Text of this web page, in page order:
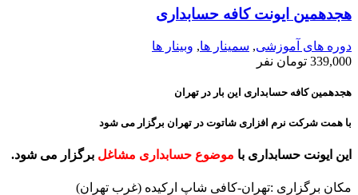
هجدهمین ایونت کافه حسابداری
دوره های آموزشی, سمینار ها, وبینار ها
339,000 تومان نفر
هجدهمین کافه حسابداری این بار در تهران
با همت شرکت نرم افزاری شاتوت در تهران برگزار می شود
این ایونت حسابداری با موضوع حسابداری مشاغل برگزار می شود.
مکان برگزاری :تهران-کافی شاپ ارکیده (غرب تهران)